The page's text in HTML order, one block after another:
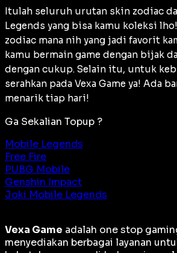
Itulah seluruh urutan skin zodiac
Legends yang bisa kamu koleksi
zodiac mana nih yang jadi favorit
kamu bermain game dengan bijak
dengan cukup. Selain itu, untuk
serahkan pada Vexa Game ya! Ada
menarik tiap hari!
Ga Sekalian Topup ?
Mobile Legends
Free Fire
PUBG Mobile
Genshin Impact
Joki Mobile Legends
Vexa Game adalah one stop
menyediakan berbagai layanan